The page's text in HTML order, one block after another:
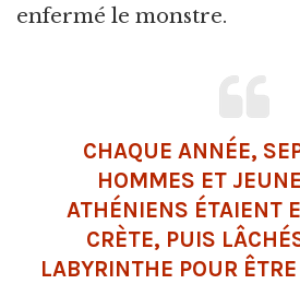
enfermé le monstre.
CHAQUE ANNÉE,
HOMMES ET
ATHÉNIENS ÉTAIENT
CRÈTE, PUIS
LABYRINTHE POUR